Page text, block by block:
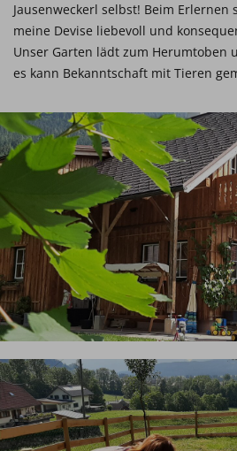
Jausenweckerl selbst! Beim
meine Devise liebevoll und
Unser Garten lädt zum Herumtoben
es kann Bekanntschaft mit Tieren